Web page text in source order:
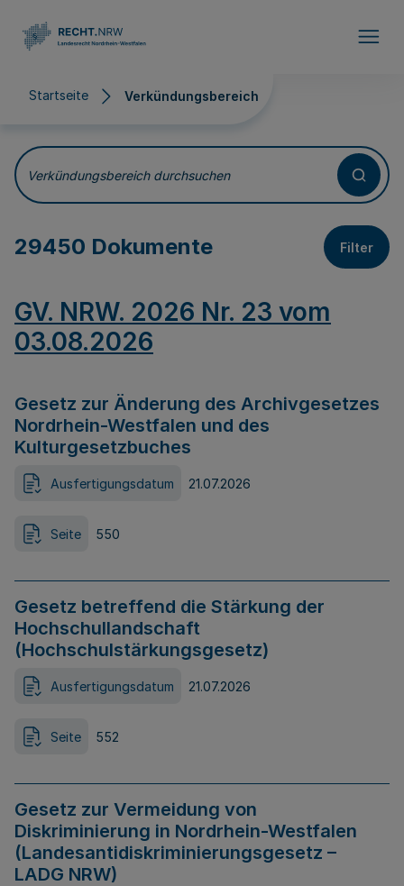
Startseite Verkündungsbereich
Verkündungsbereich
Verkündungsbereich durchsuchen
29450 Dokumente Filter
GV. NRW. 2026 Nr. 23 vom
03.08.2026
Gesetz zur Änderung des Archivgesetzes
Nordrhein-Westfalen und des
Kulturgesetzbuches
Ausfertigungsdatum 21.07.2026
Seite 550
Gesetz betreffend die Stärkung der
Hochschullandschaft
(Hochschulstärkungsgesetz)
Ausfertigungsdatum 21.07.2026
Seite 552
Gesetz zur Vermeidung von
Diskriminierung in Nordrhein-Westfalen
(Landesantidiskriminierungsgesetz –
LADG NRW)